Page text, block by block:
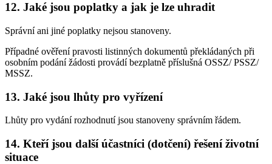
12. Jaké jsou poplatky a jak je lze uhradit
Správní ani jiné poplatky nejsou stanoveny.
Případné ověření pravosti listinných dokumentů překládaných při
osobním podání žádosti provádí bezplatně příslušná OSSZ/ PSSZ/
MSSZ.
13. Jaké jsou lhůty pro vyřízení
Lhůty pro vydání rozhodnutí jsou stanoveny správním řádem.
14. Kteří jsou další účastníci (dotčení) řešení životní
situace